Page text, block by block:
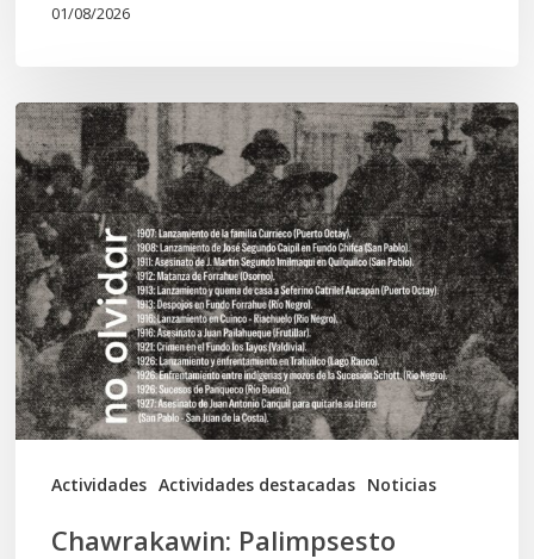
01/08/2026
Actividades Actividades destacadas Noticias
Chawrakawin:
Palimpsesto
explora
a
través
del
arte
las
tensiones
documentales
Chawrakawin: Palimpsesto